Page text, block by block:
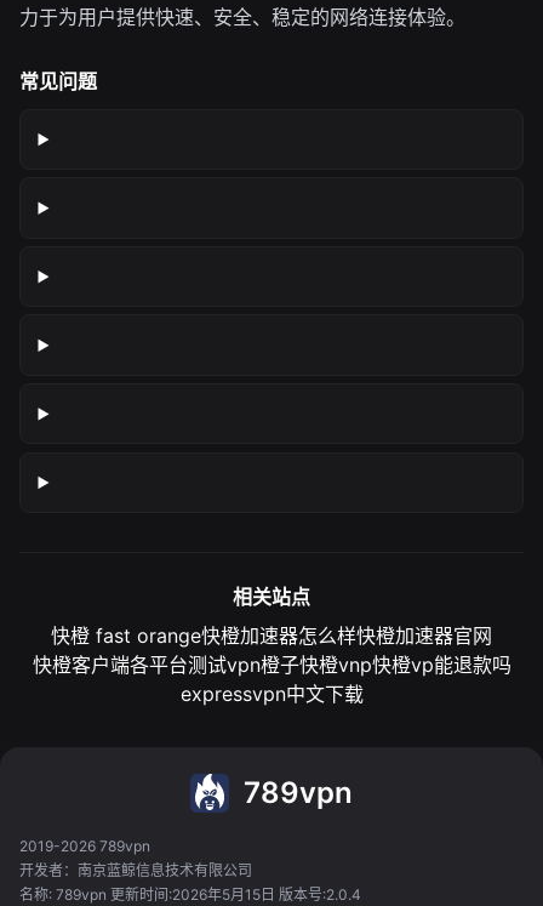
力于为用户提供快速、安全、稳定的网络连接体验。
常见问题
相关站点
快橙 fast orange快橙加速器怎么样快橙加速器官网
快橙客户端各平台测试vpn橙子快橙vnp快橙vp能退款吗
expressvpn中文下载
789vpn
2019-2026 789vpn
开发者：南京蓝鲸信息技术有限公司
名称: 789vpn 更新时间:2026年5月15日 版本号:2.0.4